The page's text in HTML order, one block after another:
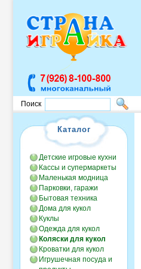
Поиск
Каталог
Детские игровые кухни
Кассы и супермаркеты
Маленькая модница
Парковки, гаражи
Бытовая техника
Дома для кукол
Куклы
Одежда для кукол
Коляски для кукол
Кроватки для кукол
Игрушечная посуда и